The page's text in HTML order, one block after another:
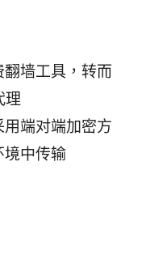
墙工具，转而
理
端对端加密方
境中传输